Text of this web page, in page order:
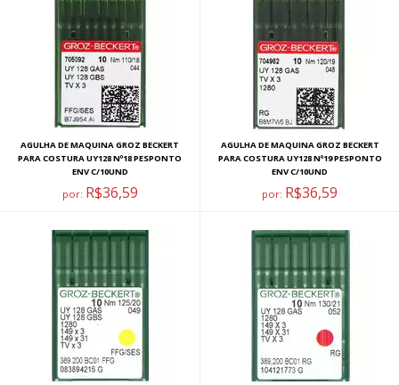
AGULHA DE MAQUINA GROZ BECKERT
PARA COSTURA UY128 Nº18 PESPONTO
ENV C/10UND
por: R$36,59
AGULHA DE MAQUINA GROZ BECKERT
PARA COSTURA UY128 Nº19 PESPONTO
ENV C/10UND
por: R$36,59